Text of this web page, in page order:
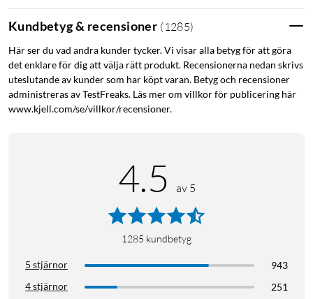
Kundbetyg & recensioner ( 1285)
Här ser du vad andra kunder tycker. Vi visar alla betyg för att göra
det enklare för dig att välja rätt produkt. Recensionerna nedan skrivs
uteslutande av kunder som har köpt varan. Betyg och recensioner
administreras av TestFreaks. Läs mer om villkor för publicering här
www.kjell.com/se/villkor/recensioner.
4.5 av 5
1285 kundbetyg
5 stjärnor
943
4 stjärnor
251